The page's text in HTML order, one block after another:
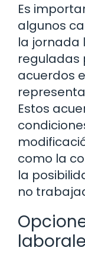
Es
algunos
la jornada
reguladas
acuerdos
Estos
como la
la
no